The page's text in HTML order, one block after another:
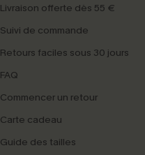
Livraison offerte dès 55 €
Suivi de commande
Retours faciles sous 30 jours
FAQ
Commencer un retour
Carte cadeau
Guide des tailles